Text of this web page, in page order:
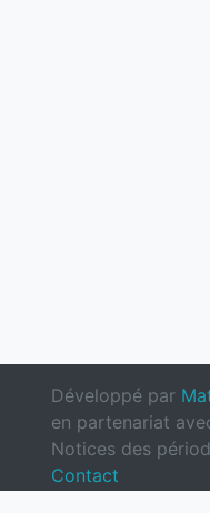
Développé par
en partenariat
Notices des
Contact